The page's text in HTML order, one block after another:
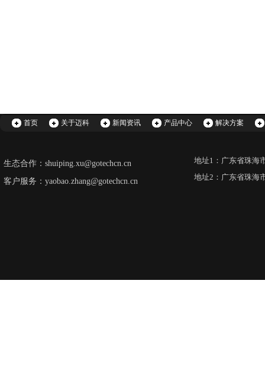
地址1：广东省珠海
地址2：广东省珠海
生态合作：shuiping.xu@gotechcn.cn
客户服务：yaobao.zhang@gotechcn.cn
首页 关于迈科 新闻资讯 产品中心 解决方案